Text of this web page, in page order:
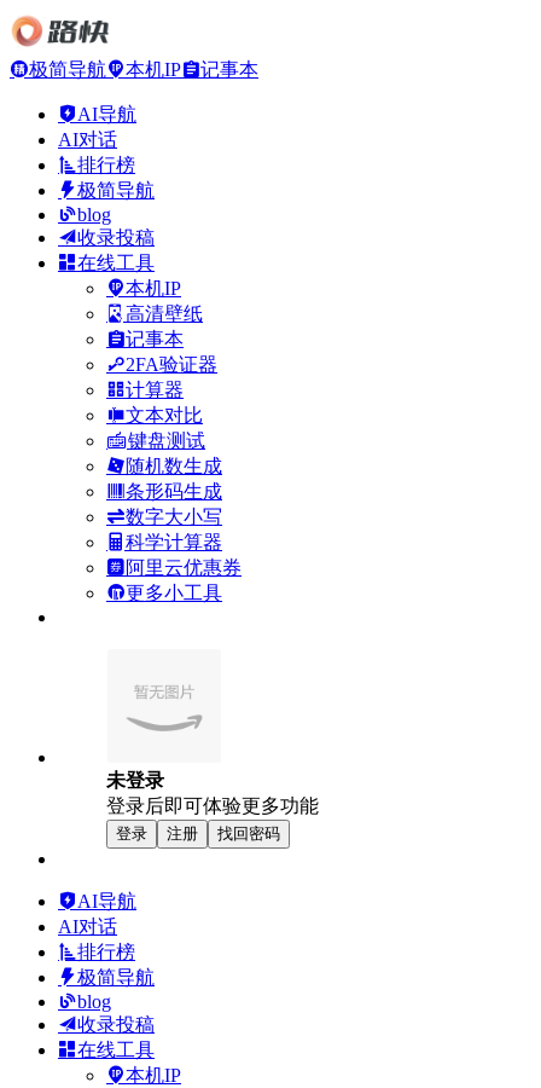
极简导航 本机IP 记事本
AI导航
AI对话
排行榜
极简导航
blog
收录投稿
在线工具
本机IP
高清壁纸
记事本
2FA验证器
计算器
文本对比
键盘测试
随机数生成
条形码生成
数字大小写
科学计算器
阿里云优惠券
更多小工具
未登录
登录后即可体验更多功能
登录 注册 找回密码
AI导航
AI对话
排行榜
极简导航
blog
收录投稿
在线工具
本机IP